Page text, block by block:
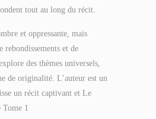
tout au long du récit.
et oppressante, mais
rebondissements et de
des thèmes universels,
de originalité. L’auteur est un
un récit captivant et Le
Tome 1